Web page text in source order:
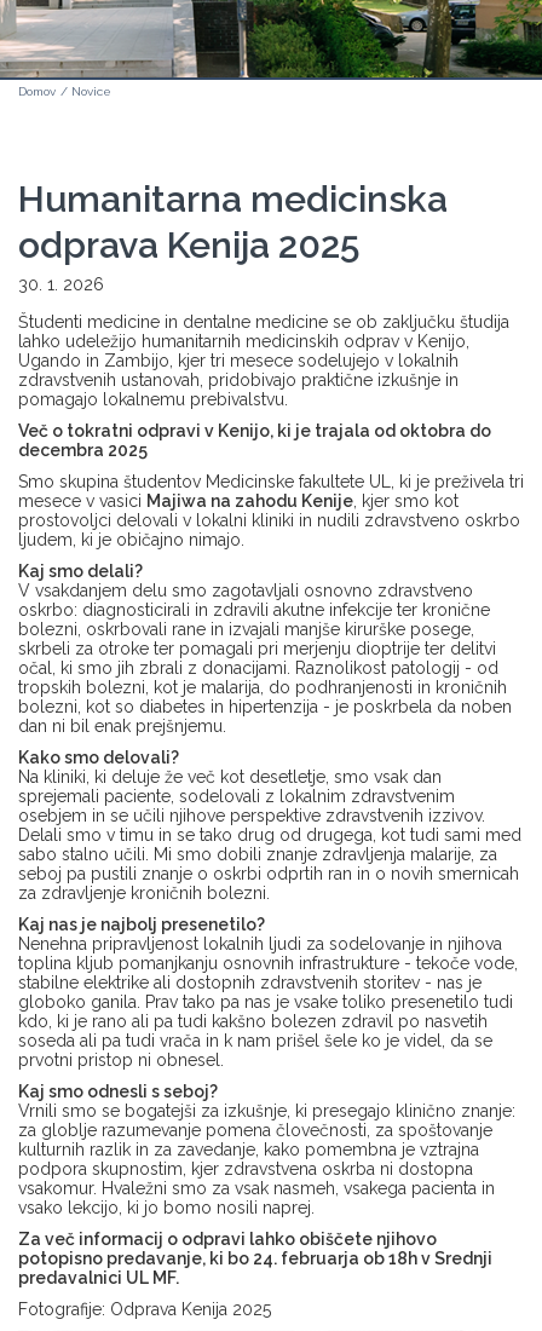
Domov / Novice
Humanitarna medicinska
odprava Kenija 2025
30. 1. 2026
Študenti medicine in dentalne medicine se ob zaključku študija
lahko udeležijo humanitarnih medicinskih odprav v Kenijo,
Ugando in Zambijo, kjer tri mesece sodelujejo v lokalnih
zdravstvenih ustanovah, pridobivajo praktične izkušnje in
pomagajo lokalnemu prebivalstvu.
Več o tokratni odpravi v Kenijo, ki je trajala od oktobra do
decembra 2025
Smo skupina študentov Medicinske fakultete UL, ki je preživela tri
mesece v vasici Majiwa na zahodu Kenije , kjer smo kot
prostovoljci delovali v lokalni kliniki in nudili zdravstveno oskrbo
ljudem, ki je običajno nimajo.
Kaj smo delali?
V vsakdanjem delu smo zagotavljali osnovno zdravstveno
oskrbo: diagnosticirali in zdravili akutne infekcije ter kronične
bolezni, oskrbovali rane in izvajali manjše kirurške posege,
skrbeli za otroke ter pomagali pri merjenju dioptrije ter delitvi
očal, ki smo jih zbrali z donacijami. Raznolikost patologij - od
tropskih bolezni, kot je malarija, do podhranjenosti in kroničnih
bolezni, kot so diabetes in hipertenzija - je poskrbela da noben
dan ni bil enak prejšnjemu.
Kako smo delovali?
Na kliniki, ki deluje že več kot desetletje, smo vsak dan
sprejemali paciente, sodelovali z lokalnim zdravstvenim
osebjem in se učili njihove perspektive zdravstvenih izzivov.
Delali smo v timu in se tako drug od drugega, kot tudi sami med
sabo stalno učili. Mi smo dobili znanje zdravljenja malarije, za
seboj pa pustili znanje o oskrbi odprtih ran in o novih smernicah
za zdravljenje kroničnih bolezni.
Kaj nas je najbolj presenetilo?
Nenehna pripravljenost lokalnih ljudi za sodelovanje in njihova
toplina kljub pomanjkanju osnovnih infrastrukture - tekoče vode,
stabilne elektrike ali dostopnih zdravstvenih storitev - nas je
globoko ganila. Prav tako pa nas je vsake toliko presenetilo tudi
kdo, ki je rano ali pa tudi kakšno bolezen zdravil po nasvetih
soseda ali pa tudi vrača in k nam prišel šele ko je videl, da se
prvotni pristop ni obnesel.
Kaj smo odnesli s seboj?
Vrnili smo se bogatejši za izkušnje, ki presegajo klinično znanje:
za globlje razumevanje pomena človečnosti, za spoštovanje
kulturnih razlik in za zavedanje, kako pomembna je vztrajna
podpora skupnostim, kjer zdravstvena oskrba ni dostopna
vsakomur. Hvaležni smo za vsak nasmeh, vsakega pacienta in
vsako lekcijo, ki jo bomo nosili naprej.
Za več informacij o odpravi lahko obiščete njihovo
potopisno predavanje, ki bo 24. februarja ob 18h v Srednji
predavalnici UL MF.
Fotografije: Odprava Kenija 2025